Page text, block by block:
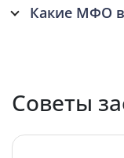
Какие МФО
Советы